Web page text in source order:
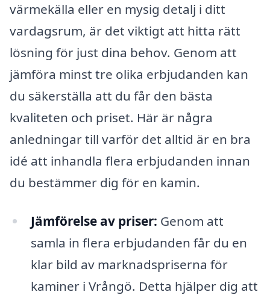
värmekälla eller en mysig detalj i ditt
vardagsrum, är det viktigt att hitta rätt
lösning för just dina behov. Genom att
jämföra minst tre olika erbjudanden kan
du säkerställa att du får den bästa
kvaliteten och priset. Här är några
anledningar till varför det alltid är en bra
idé att inhandla flera erbjudanden innan
du bestämmer dig för en kamin.
Jämförelse av priser: Genom att
samla in flera erbjudanden får du en
klar bild av marknadspriserna för
kaminer i Vrångö. Detta hjälper dig att